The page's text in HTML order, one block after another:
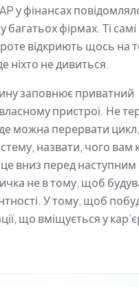
у фінансах
багатьох фірмах. Ті самі
відкриють щось на
ніхто не дивиться.
заповнює приватний
пристрої. Не
можна перервати цикл,
назвати, чого вам
це вниз перед наступним
не в тому, щоб
У тому, щоб
що вміщується у